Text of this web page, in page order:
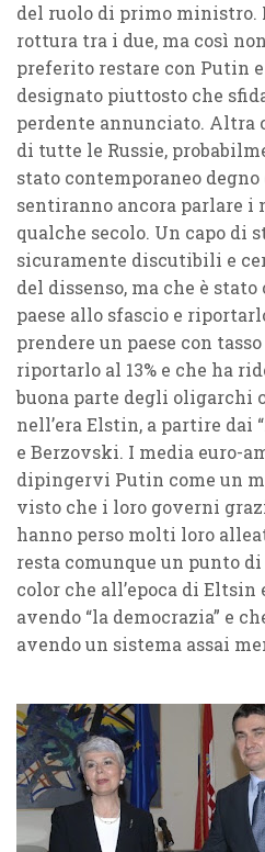
del ruolo di primo ministro.
rottura tra i due, ma così
preferito restare con Putin
designato piuttosto che
perdente annunciato. Altra
di tutte le Russie,
stato contemporaneo
sentiranno ancora parlare i
qualche secolo. Un capo di
sicuramente discutibili e
del dissenso, ma che è
paese allo sfascio e
prendere un paese con
riportarlo al 13% e che ha
buona parte degli oligarchi
nell’era Elstin, a partire
e Berzovski. I media euro-
dipingervi Putin come un
visto che i loro governi
hanno perso molti loro
resta comunque un punto
color che all’epoca di
avendo “la democrazia” e
avendo un sistema assai